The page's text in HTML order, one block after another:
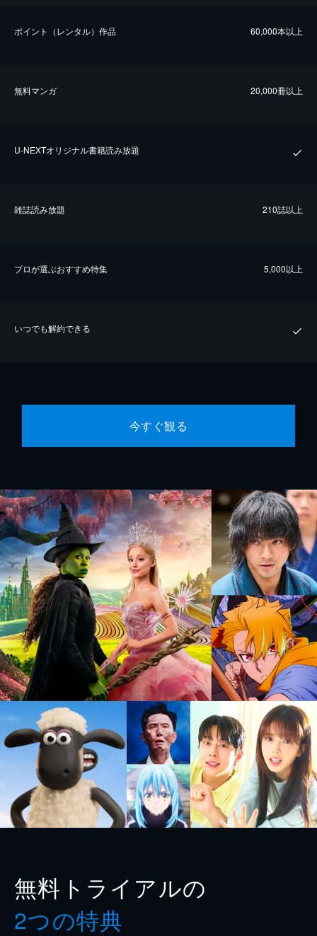
ポイント（レンタル）作品 60,000本以上
無料マンガ 20,000冊以上
U-NEXTオリジナル書籍読み放題
雑誌読み放題 210誌以上
プロが選ぶおすすめ特集 5,000以上
いつでも解約できる
今すぐ観る
無料トライアルの
2つの特典